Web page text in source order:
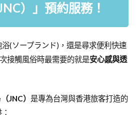
）」預約服務！
(ソープランド)，還是尋求便利快速
接觸風俗時最需要的就是安心感與透
JNC） 是專為台灣與香港旅客打造的